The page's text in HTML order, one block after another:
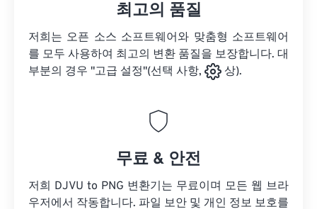
최고의 품질
저희는 오픈 소스 소프트웨어와 맞춤형 소프트웨어
를 모두 사용하여 최고의 변환 품질을 보장합니다. 대
부분의 경우 "고급 설정"(선택 사항,
상).
무료 & 안전
저희 DJVU to PNG 변환기는 무료이며 모든 웹 브라
우저에서 작동합니다. 파일 보안 및 개인 정보 보호를